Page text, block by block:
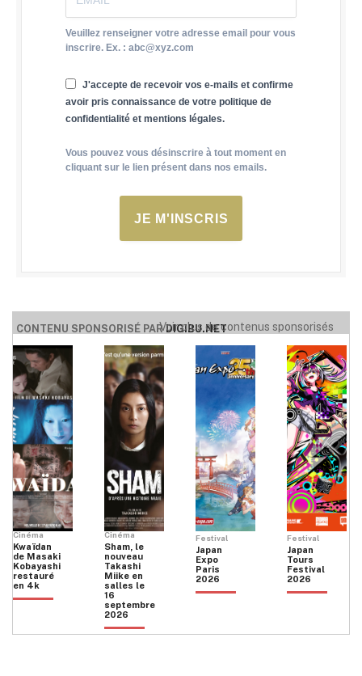
Veuillez renseigner votre adresse email pour vous
inscrire. Ex. : abc@xyz.com
J'accepte de recevoir vos e-mails et confirme
avoir pris connaissance de votre politique de
confidentialité et mentions légales.
Vous pouvez vous désinscrire à tout moment en
cliquant sur le lien présent dans nos emails.
JE M'INSCRIS
CONTENU SPONSORISÉ PARDIGIBU.NET
Voir plus de contenus sponsorisés
Cinéma
Kwaïdan
de Masaki
Kobayashi
restauré
en 4k
Cinéma
Sham, le
nouveau
Takashi
Miike en
salles le
16
septembre
2026
Festival
Japan
Expo
Paris
2026
Festival
Japan
Tours
Festival
2026